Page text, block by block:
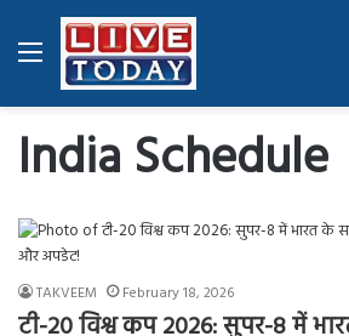
Menu
India Schedule
TAKVEEM February 18, 2026
टी-20 विश्व कप 2026: सुपर-8 में